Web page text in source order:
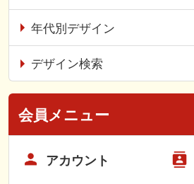
年代別デザイン
デザイン検索
会員メニュー
アカウント